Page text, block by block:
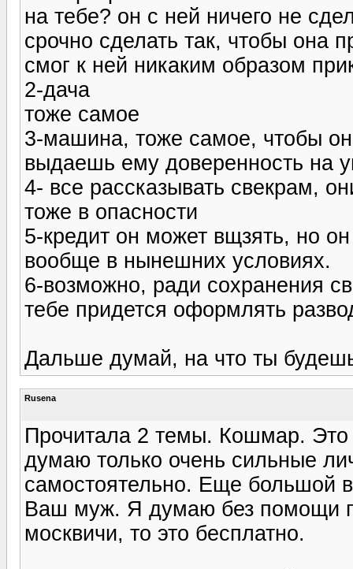
на тебе? он с ней ничего не
срочно сделать так, чтобы она
смог к ней никаким образом
2-дача
тоже самое
3-машина, тоже самое, чтобы
выдаешь ему доверенность на
4- все рассказывать свекрам,
тоже в опасности
5-кредит он может вщзять, но
вообще в нынешних условиях.
6-возможно, ради сохранения
тебе придется оформлять
Дальше думай, на что ты
Rusena
Прочитала 2 темы. Кошмар. Это
думаю только очень сильные
самостоятельно. Еще большой
Ваш муж. Я думаю без помощи
москвичи, то это бесплатно.